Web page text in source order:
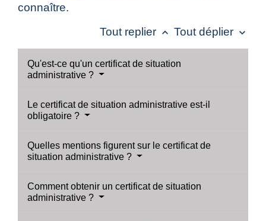
connaître.
Tout replier keyboard_arrow_up Tout déplier keyboard_arrow_down
Qu'est-ce qu'un certificat de situation
administrative ?
Le certificat de situation administrative est-il
obligatoire ?
Quelles mentions figurent sur le certificat de
situation administrative ?
Comment obtenir un certificat de situation
administrative ?